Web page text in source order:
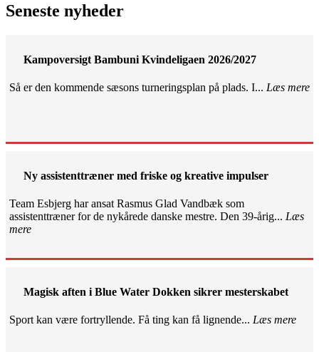
Seneste nyheder
Kampoversigt Bambuni Kvindeligaen 2026/2027
Så er den kommende sæsons turneringsplan på plads. I... Læs mere
Ny assistenttræner med friske og kreative impulser
Team Esbjerg har ansat Rasmus Glad Vandbæk som
assistenttræner for de nykårede danske mestre. Den 39-årig... Læs
mere
Magisk aften i Blue Water Dokken sikrer mesterskabet
Sport kan være fortryllende. Få ting kan få lignende... Læs mere